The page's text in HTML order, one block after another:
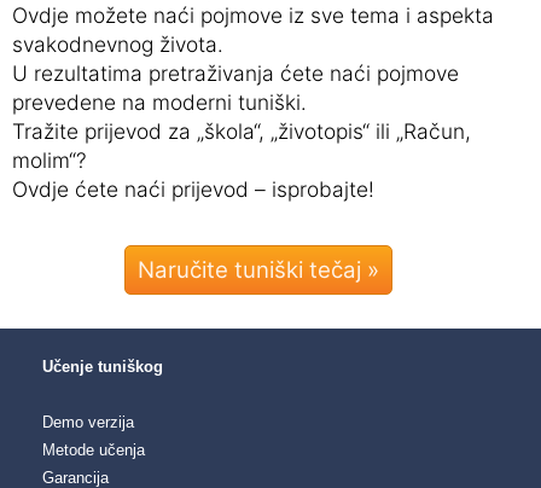
Ovdje možete naći pojmove iz sve tema i aspekta
svakodnevnog života.
U rezultatima pretraživanja ćete naći pojmove
prevedene na moderni tuniški.
Tražite prijevod za „škola“, „životopis“ ili „Račun,
molim“?
Ovdje ćete naći prijevod – isprobajte!
Naručite tuniški tečaj »
Učenje tuniškog
Demo verzija
Metode učenja
Garancija